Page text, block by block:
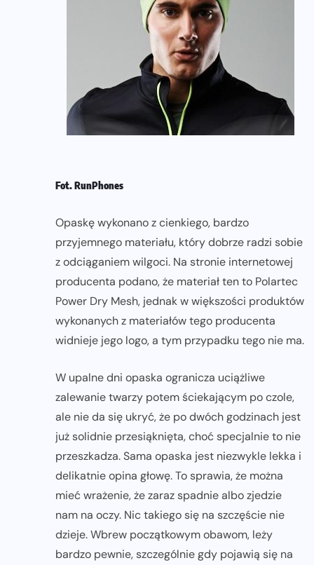
Fot. RunPhones
Opaskę wykonano z cienkiego, bardzo
przyjemnego materiału, który dobrze radzi sobie
z odciąganiem wilgoci. Na stronie internetowej
producenta podano, że materiał ten to Polartec
Power Dry Mesh, jednak w większości produktów
wykonanych z materiałów tego producenta
widnieje jego logo, a tym przypadku tego nie ma.
W upalne dni opaska ogranicza uciążliwe
zalewanie twarzy potem ściekającym po czole,
ale nie da się ukryć, że po dwóch godzinach jest
już solidnie przesiąknięta, choć specjalnie to nie
przeszkadza. Sama opaska jest niezwykle lekka i
delikatnie opina głowę. To sprawia, że można
mieć wrażenie, że zaraz spadnie albo zjedzie
nam na oczy. Nic takiego się na szczęście nie
dzieje. Wbrew początkowym obawom, leży
bardzo pewnie, szczególnie gdy pojawią się na